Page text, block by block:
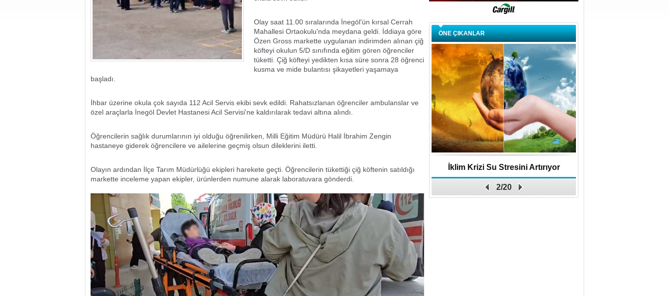
Olay saat 11.00 sıralarında İnegöl'ün kırsal Cerrah
Mahallesi Ortaokulu'nda meydana geldi. İddiaya göre
Özen Gross markette uygulanan indirimden alınan çiğ
köfteyi okulun 5/D sınıfında eğitim gören öğrenciler
tüketti. Çiğ köfteyi yedikten kısa süre sonra 28 öğrenci
kusma ve mide bulantısı şikayetleri yaşamaya
başladı.
İhbar üzerine okula çok sayıda 112 Acil Servis ekibi sevk edildi. Rahatsızlanan öğrenciler ambulanslar ve
özel araçlarla İnegöl Devlet Hastanesi Acil Servisi'ne kaldırılarak tedavi altına alındı.
Öğrencilerin sağlık durumlarının iyi olduğu öğrenilirken, Milli Eğitim Müdürü Halil İbrahim Zengin
hastaneye giderek öğrencilere ve ailelerine geçmiş olsun dileklerini iletti.
Olayın ardından İlçe Tarım Müdürlüğü ekipleri harekete geçti. Öğrencilerin tükettiği çiğ köftenin satıldığı
markette inceleme yapan ekipler, ürünlerden numune alarak laboratuvara gönderdi.
ÖNE ÇIKANLAR
Yağmur sonrası denize girerken İklim Krizi Su Stresini Artırıyor
2/20